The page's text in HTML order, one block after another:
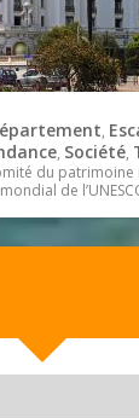
,
, Société,
du
de